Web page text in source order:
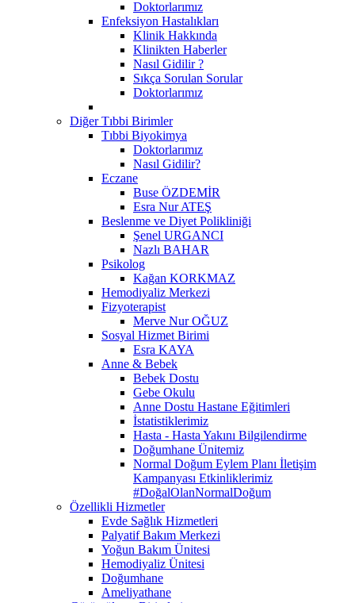
Doktorlarımız
Enfeksiyon Hastalıkları
Klinik Hakkında
Klinikten Haberler
Nasıl Gidilir ?
Sıkça Sorulan Sorular
Doktorlarımız
Diğer Tıbbi Birimler
Tıbbi Biyokimya
Doktorlarımız
Nasıl Gidilir?
Eczane
Buse ÖZDEMİR
Esra Nur ATEŞ
Beslenme ve Diyet Polikliniği
Şenel URGANCI
Nazlı BAHAR
Psikolog
Kağan KORKMAZ
Hemodiyaliz Merkezi
Fizyoterapist
Merve Nur OĞUZ
Sosyal Hizmet Birimi
Esra KAYA
Anne & Bebek
Bebek Dostu
Gebe Okulu
Anne Dostu Hastane Eğitimleri
İstatistiklerimiz
Hasta - Hasta Yakını Bilgilendirme
Doğumhane Ünitemiz
Normal Doğum Eylem Planı İletişim
Kampanyası Etkinliklerimiz
#DoğalOlanNormalDoğum
Özellikli Hizmetler
Evde Sağlık Hizmetleri
Palyatif Bakım Merkezi
Yoğun Bakım Ünitesi
Hemodiyaliz Ünitesi
Doğumhane
Ameliyathane